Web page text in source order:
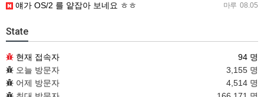
마루 08.05
얘가 OS/2 를 얕잡아 보네요 ㅎㅎ
State
현재 접속자
94 명
오늘 방문자
3,155 명
어제 방문자
4,514 명